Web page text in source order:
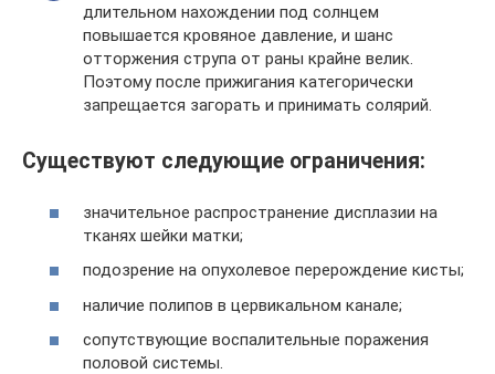
длительном нахождении под солнцем
повышается кровяное давление, и шанс
отторжения струпа от раны крайне велик.
Поэтому после прижигания категорически
запрещается загорать и принимать солярий.
Существуют следующие ограничения:
значительное распространение дисплазии на
тканях шейки матки;
подозрение на опухолевое перерождение кисты;
наличие полипов в цервикальном канале;
сопутствующие воспалительные поражения
половой системы.